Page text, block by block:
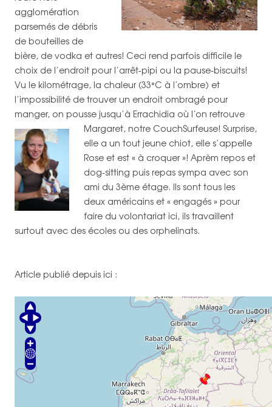
agglomération
parsemés de débris
de bouteilles de
bière, de vodka et autres! Ceci rend parfois difficile le
choix de l’endroit pour l’arrêt-pipi ou la pause-biscuits!
Vu le kilométrage, la chaleur (33°C à l’ombre) et
l’impossibilité de trouver un endroit ombragé pour
manger, on pousse jusqu’à Errachidia où l’on retrouve
Margaret, notre CouchSurfeuse! Surprise,
elle a un tout jeune chiot, elle s’appelle
Rose et est « à croquer »! Aprèm repos et
dog-sitting puis repas sympa avec son
ami du 3ème étage. Ils sont tous les
deux américains et « engagés » pour
faire du volontariat ici, ils travaillent
surtout avec des écoles ou des orphelinats.
Article publié depuis ici :